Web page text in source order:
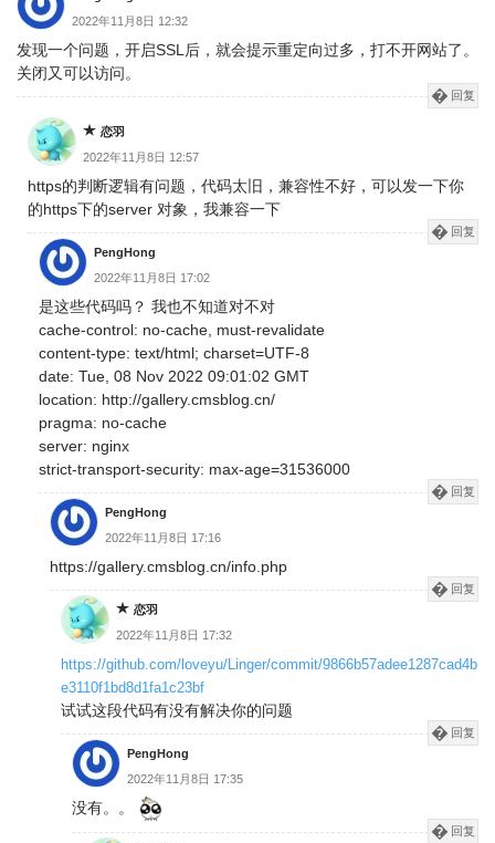
分
页
2022年11月8日 12:32
发现一个问题，开启SSL后，就会提示重定向过多，打不开网站了。
关闭又可以访问。
回复
恋羽
2022年11月8日 12:57
https的判断逻辑有问题，代码太旧，兼容性不好，可以发一下你
的https下的server 对象，我兼容一下
回复
PengHong
2022年11月8日 17:02
是这些代码吗？ 我也不知道对不对
cache-control: no-cache, must-revalidate
content-type: text/html; charset=UTF-8
date: Tue, 08 Nov 2022 09:01:02 GMT
location: http://gallery.cmsblog.cn/
pragma: no-cache
server: nginx
strict-transport-security: max-age=31536000
回复
PengHong
2022年11月8日 17:16
https://gallery.cmsblog.cn/info.php
回复
恋羽
2022年11月8日 17:32
https://github.com/loveyu/Linger/commit/9866b57adee1287cad4b
e3110f1bd8d1fa1c23bf
试试这段代码有没有解决你的问题
回复
PengHong
2022年11月8日 17:35
没有。。
回复